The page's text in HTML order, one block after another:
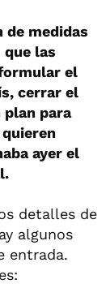
de medidas
que las
el
cerrar el
para
ayer el
detalles de
algunos
entrada.